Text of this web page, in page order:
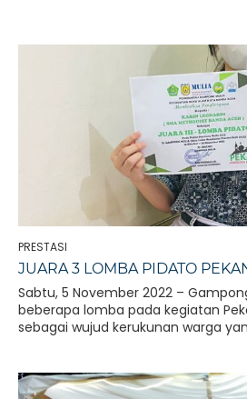
PRESTASI
JUARA 3 LOMBA PIDATO
Sabtu, 5 November 2022 –
beberapa lomba pada kegiatan
sebagai wujud kerukunan warga